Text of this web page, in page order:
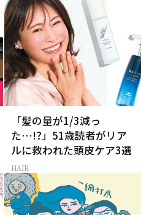
「髪の量が1/3減っ
た…!?」51歳読者がリア
ルに救われた頭皮ケア3選
HAIR